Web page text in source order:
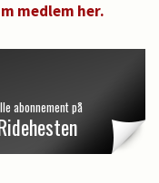
medlem her.
abonnement på